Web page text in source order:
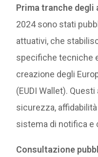
Prima tranche
2024 sono stati
attuativi, che
specifiche tecniche
creazione degli
(EUDI Wallet).
sicurezza,
sistema di notifica e
Consultazione